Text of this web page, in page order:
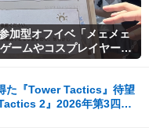
加型オフイベ「メェメェ
ームやコスプレイヤー撮
た『Tower Tactics』待望
2』2026年第3四半